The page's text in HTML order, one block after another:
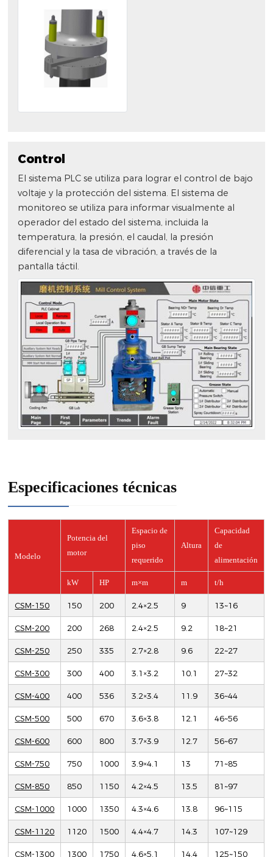
Control
El sistema PLC se utiliza para lograr el control de bajo
voltaje y la protección del sistema. El sistema de
monitoreo se utiliza para informar visualmente al
operador del estado del sistema, incluida la
temperatura, la presión, el caudal, la presión
diferencial y la tasa de vibración, a través de la
pantalla táctil.
Especificaciones técnicas
Modelo
Potencia del
motor
Espacio de
piso
requerido
Altura
Capacidad
de
alimentación
kW HP m×m m t/h
CSM-150 150 200 2.4×2.5 9 13~16
CSM-200 200 268 2.4×2.5 9.2 18~21
CSM-250 250 335 2.7×2.8 9.6 22~27
CSM-300 300 400 3.1×3.2 10.1 27~32
CSM-400 400 536 3.2×3.4 11.9 36~44
CSM-500 500 670 3.6×3.8 12.1 46~56
CSM-600 600 800 3.7×3.9 12.7 56~67
CSM-750 750 1000 3.9×4.1 13 71~85
CSM-850 850 1150 4.2×4.5 13.5 81~97
CSM-1000 1000 1350 4.3×4.6 13.8 96~115
CSM-1120 1120 1500 4.4×4.7 14.3 107~129
CSM-1300 1300 1750 4.6×5.1 14.4 125~150